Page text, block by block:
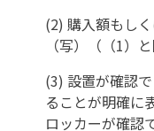
(2) 購入額もし
（写）（（1）
(3) 設置が確認
ることが明確に
ロッカーが確認